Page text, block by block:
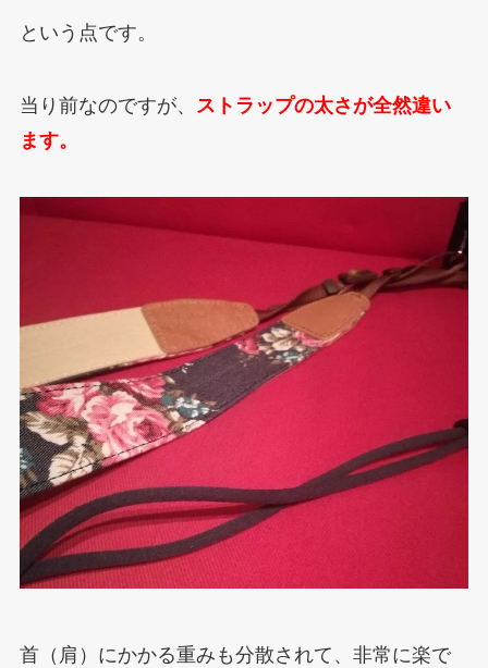
という点です。
当り前なのですが、 ストラップの太さが全然違い
ます。
首（肩）にかかる重みも分散されて、非常に楽で